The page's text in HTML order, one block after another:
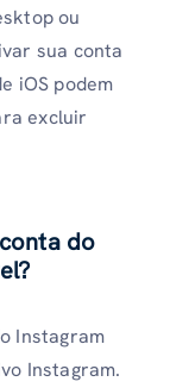
ou
sua conta
iOS podem
excluir
do
Instagram
Instagram.